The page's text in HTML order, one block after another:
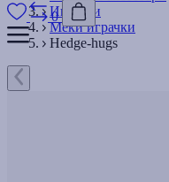
0
Играчки
Меки играчки
Hedge-hugs